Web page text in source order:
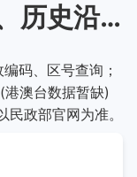
史沿革
码、区号查询；
澳台数据暂缺)
政部官网为准。